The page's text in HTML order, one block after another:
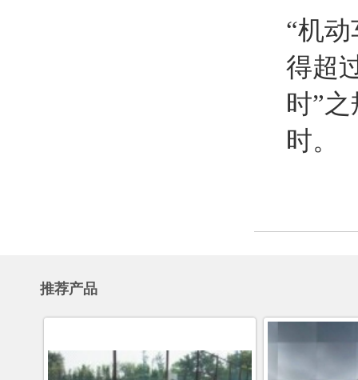
“机
得超
时”
时。
推荐产品